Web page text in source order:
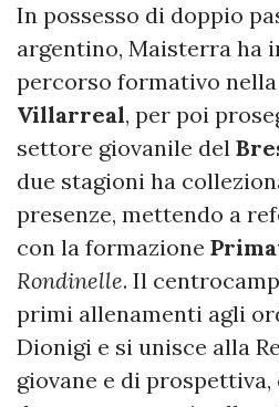
In possesso di doppio
argentino, Maisterra ha
percorso formativo
Villarreal, per poi
settore giovanile del
due stagioni ha
presenze, mettendo a
con la formazione
Rondinelle. Il
primi allenamenti agli
Dionigi e si unisce alla
giovane e di